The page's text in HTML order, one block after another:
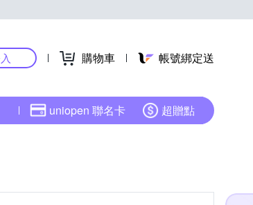
購物車 帳號綁定送
uniopen 聯名卡 超贈點